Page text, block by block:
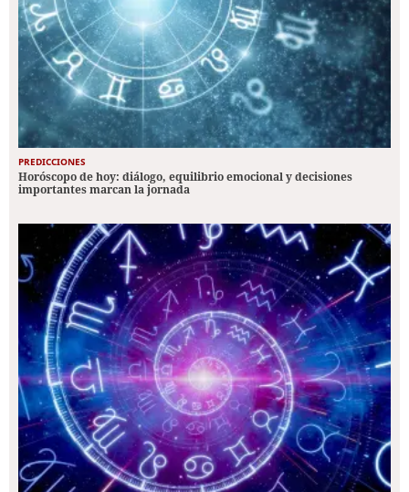
PREDICCIONES
Horóscopo de hoy: diálogo, equilibrio emocional y decisiones
importantes marcan la jornada